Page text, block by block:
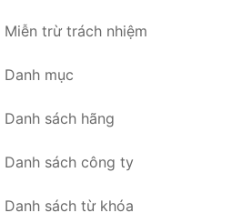
Miễn trừ trách nhiệm
Danh mục
Danh sách hãng
Danh sách công ty
Danh sách từ khóa